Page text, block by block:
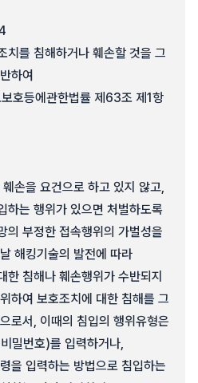
치를 침해하거나 훼손할 것을 그
하여
호등에관한법률 제63조 제1항
손을 요건으로 하고 있지 않고,
하는 행위가 있으면 처벌하도록
의 부정한 접속행위의 가벌성을
해킹기술의 발전에 따라
한 침해나 훼손행위가 수반되지
하여 보호조치에 대한 침해를 그
로서, 이때의 침입의 행위유형은
밀번호)를 입력하거나,
을 입력하는 방법으로 침입하는